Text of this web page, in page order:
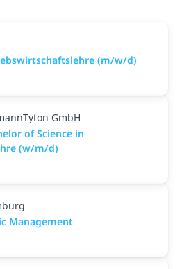
(m/w/d)
GmbH
of Science in
(w/m/d)
Management